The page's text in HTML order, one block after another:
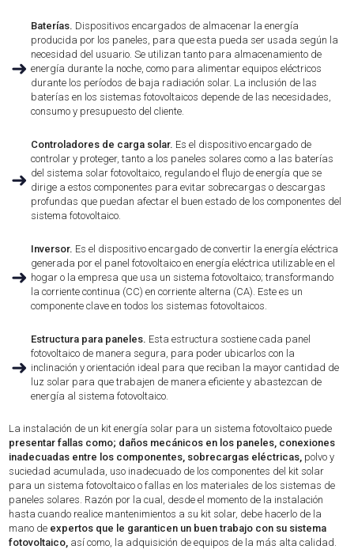
➜
Baterías. Dispositivos encargados de almacenar la energía
producida por los paneles, para que esta pueda ser usada según la
necesidad del usuario. Se utilizan tanto para almacenamiento de
energía durante la noche, como para alimentar equipos eléctricos
durante los períodos de baja radiación solar. La inclusión de las
baterías en los sistemas fotovoltaicos depende de las necesidades,
consumo y presupuesto del cliente.
➜
Controladores de carga solar. Es el dispositivo encargado de
controlar y proteger, tanto a los paneles solares como a las baterías
del sistema solar fotovoltaico, regulando el flujo de energía que se
dirige a estos componentes para evitar sobrecargas o descargas
profundas que puedan afectar el buen estado de los componentes del
sistema fotovoltaico.
➜
Inversor. Es el dispositivo encargado de convertir la energía eléctrica
generada por el panel fotovoltaico en energía eléctrica utilizable en el
hogar o la empresa que usa un sistema fotovoltaico; transformando
la corriente continua (CC) en corriente alterna (CA). Este es un
componente clave en todos los sistemas fotovoltaicos.
➜
Estructura para paneles. Esta estructura sostiene cada panel
fotovoltaico de manera segura, para poder ubicarlos con la
inclinación y orientación ideal para que reciban la mayor cantidad de
luz solar para que trabajen de manera eficiente y abastezcan de
energía al sistema fotovoltaico.
La instalación de un kit energía solar para un sistema fotovoltaico puede
presentar fallas como; daños mecánicos en los paneles, conexiones
inadecuadas entre los componentes, sobrecargas eléctricas, polvo y
suciedad acumulada, uso inadecuado de los componentes del kit solar
para un sistema fotovoltaico o fallas en los materiales de los sistemas de
paneles solares. Razón por la cual, desde el momento de la instalación
hasta cuando realice mantenimientos a su kit solar, debe hacerlo de la
mano de expertos que le garanticen un buen trabajo con su sistema
fotovoltaico, así como, la adquisición de equipos de la más alta calidad.